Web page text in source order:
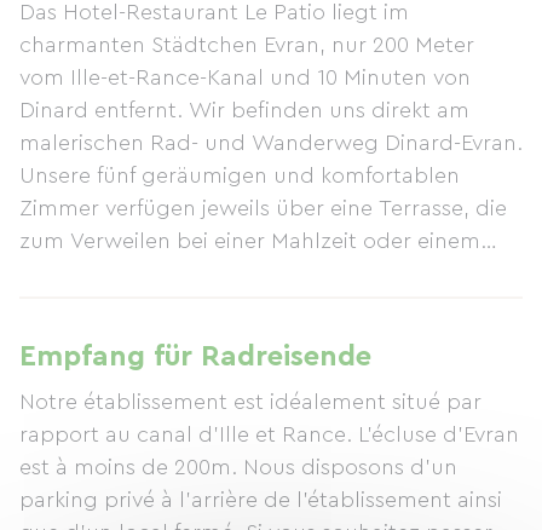
Das Hotel-Restaurant Le Patio liegt im
charmanten Städtchen Evran, nur 200 Meter
vom Ille-et-Rance-Kanal und 10 Minuten von
Dinard entfernt. Wir befinden uns direkt am
malerischen Rad- und Wanderweg Dinard-Evran.
Unsere fünf geräumigen und komfortablen
Zimmer verfügen jeweils über eine Terrasse, die
zum Verweilen bei einer Mahlzeit oder einem
abstellen. Gaëlle und ihr Team freuen sich auf
Ihren Besuch.
Empfang für Radreisende
Notre établissement est idéalement situé par
rapport au canal d'Ille et Rance. L'écluse d'Evran
est à moins de 200m. Nous disposons d'un
parking privé à l'arrière de l'établissement ainsi